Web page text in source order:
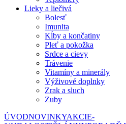
Lieky a liečivá
Bolesť
Imunita
Kĺby a končatiny
Pleť a pokožka
Srdce a cievy
Trávenie
Vitamíny a minerály
Výživové doplnky
Zrak a sluch
Zuby
ÚVODNOVINKYAKCIE-